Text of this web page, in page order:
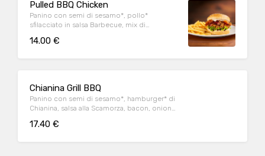
Pulled BBQ Chicken
Panino con semi di sesamo*, pollo*
sfilacciato in salsa Barbecue, mix di
insalata iceberg
14.00 €
Chianina Grill BBQ
Panino con semi di sesamo*, hamburger* di
Chianina, salsa alla Scamorza, bacon, onion
17.40 €